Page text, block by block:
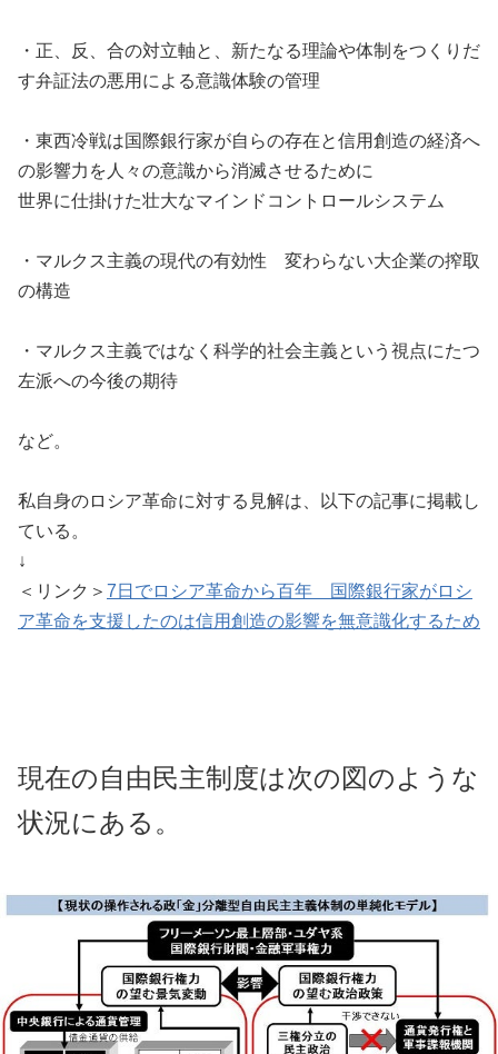
・正、反、合の対立軸と、新たなる理論や体制をつくりだ
す弁証法の悪用による意識体験の管理
・東西冷戦は国際銀行家が自らの存在と信用創造の経済へ
の影響力を人々の意識から消滅させるために
世界に仕掛けた壮大なマインドコントロールシステム
・マルクス主義の現代の有効性 変わらない大企業の搾取
の構造
・マルクス主義ではなく科学的社会主義という視点にたつ
左派への今後の期待
など。
私自身のロシア革命に対する見解は、以下の記事に掲載し
ている。
↓
＜リンク＞ 7日でロシア革命から百年 国際銀行家がロシ
ア革命を支援したのは信用創造の影響を無意識化するため
現在の自由民主制度は次の図のような
状況にある。